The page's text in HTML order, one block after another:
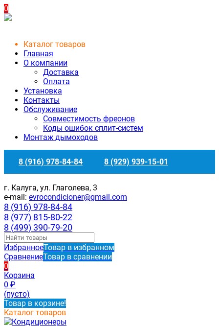
0
Каталог товаров
Главная
О компании
Доставка
Оплата
Установка
Контакты
Обслуживание
Совместимость фреонов
Коды ошибок сплит-систем
Монтаж дымоходов
8 (916) 978-84-84 8 (929) 939-15-01
г. Калуга, ул. Глаголева, 3
e-mail: evrocondicioner@gmail.com
8 (916) 978-84-84
8 (977) 815-80-22
8 (499) 390-79-20
ИзбранноеТовар в избранном
СравнениеТовар в сравнении
0
Корзина
0 ₽
(пусто)
Товар в корзине!
Каталог товаров